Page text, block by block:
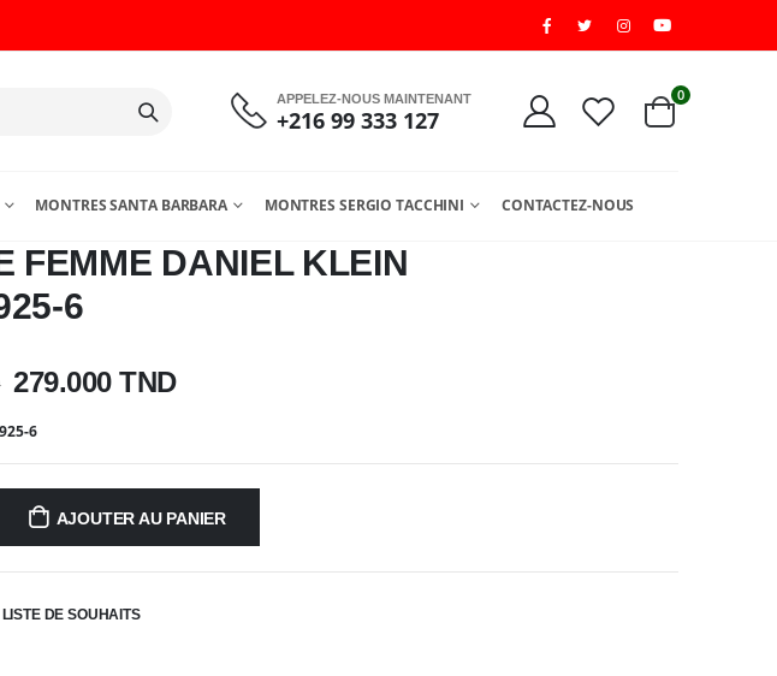
APPELEZ-NOUS MAINTENANT
+216 99 333 127
0
MONTRES SANTA BARBARA MONTRES SERGIO TACCHINI CONTACTEZ-NOUS
FEMME DANIEL KLEIN
6
279.000 TND
6
AJOUTER AU PANIER
DE SOUHAITS